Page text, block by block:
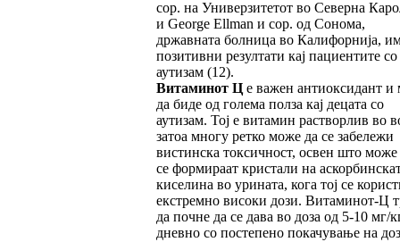
сор. на Универзитетот во Северна
и George Ellman и сор. од Сонома,
државната болница во Калифорнија,
позитивни резултати кај пациентите со
аутизам (12).
Витаминот Це важен антиоксидант и
да биде од голема полза кај децата со
аутизам. Тој е витамин растворлив во
затоа многу ретко може да се забележи
вистинска токсичност, освен што може
се формираат кристали на
киселина во урината, кога тој се
екстремно високи дози. Витаминот-Ц
да почне да се дава во доза од 5-10 мг/
дневно со постепено покачување на